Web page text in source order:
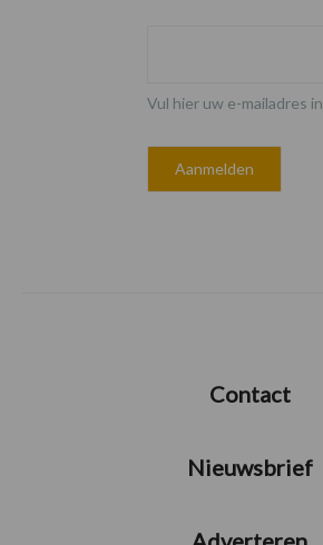
Vul hier uw e-mailadres in
Contact
Nieuwsbrief